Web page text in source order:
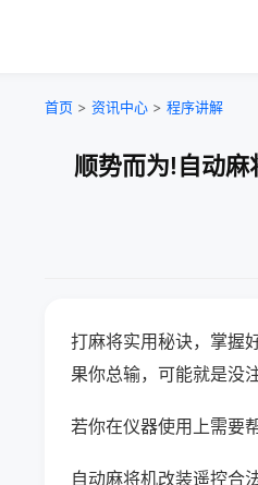
首页 > 资讯中心 > 程序讲解
顺势而为!自动
打麻将实用秘诀，掌握
果你总输，可能就是没
若你在仪器使用上需要
自动麻将机改装遥控合